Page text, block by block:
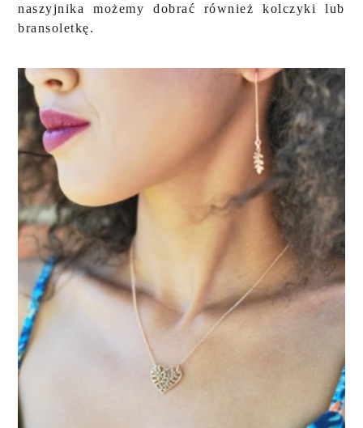
naszyjnika możemy dobrać również kolczyki lub
bransoletkę.